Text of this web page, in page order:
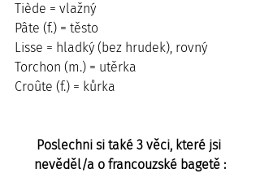
Tiède = vlažný
Pâte (f.) = těsto
Lisse = hladký (bez hrudek), rovný
Torchon (m.) = utěrka
Croûte (f.) = kůrka
Poslechni si také 3 věci, které jsi
nevěděl/a o francouzské bagetě :